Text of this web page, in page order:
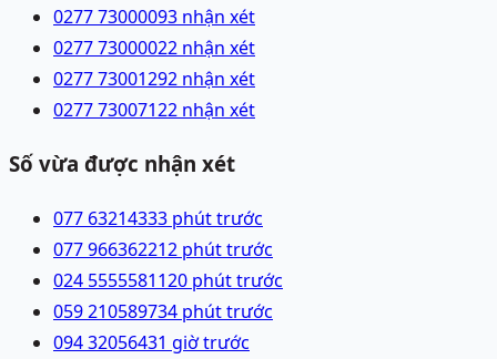
0277 73000093 nhận xét
0277 73000022 nhận xét
0277 73001292 nhận xét
0277 73007122 nhận xét
Số vừa được nhận xét
077 63214333 phút trước
077 966362212 phút trước
024 5555581120 phút trước
059 210589734 phút trước
094 32056431 giờ trước